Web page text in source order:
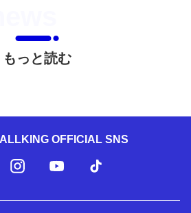
もっと読む
OFFICIAL SNS